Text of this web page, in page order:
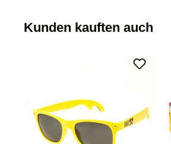
Kunden kauften auch